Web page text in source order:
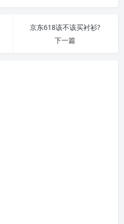
京东618该不该买衬衫?
下一篇